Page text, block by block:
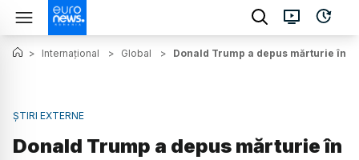
> Internațional > Global > Donald Trump a depus mărturie în
ȘTIRI EXTERNE
Donald Trump a depus mărturie în